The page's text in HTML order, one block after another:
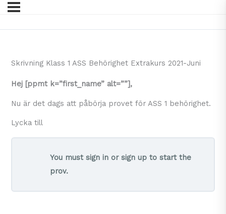
Skrivning Klass 1 ASS Behörighet Extrakurs 2021-Juni
Hej [ppmt k=”first_name” alt=””],
Nu är det dags att påbörja provet för ASS 1 behörighet.
Lycka till
You must sign in or sign up to start the
prov.